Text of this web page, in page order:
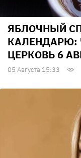
ЯБЛОЧНЫЙ
КАЛЕНДАРЮ:
ЦЕРКОВЬ 6
05 Августа 15:33